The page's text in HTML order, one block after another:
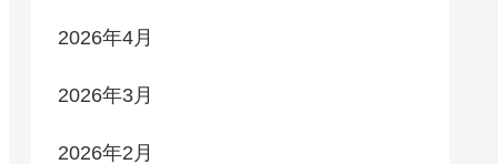
2026年4月
2026年3月
2026年2月